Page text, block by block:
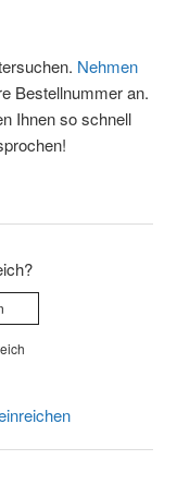
Nehmen
Bestellnummer an.
Ihnen so schnell